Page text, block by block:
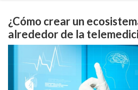
¿Cómo crear un
alrededor de la